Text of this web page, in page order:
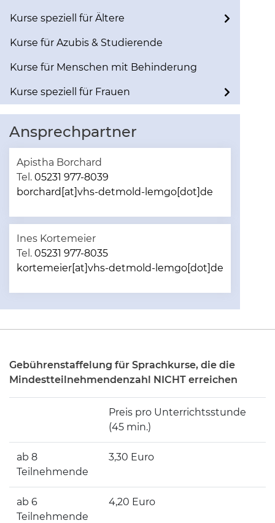
Kurse speziell für Ältere
Kurse für Azubis & Studierende
Kurse für Menschen mit Behinderung
Kurse speziell für Frauen
Ansprechpartner
Apistha Borchard
Tel. 05231 977-8039
borchard[at]vhs-detmold-lemgo[dot]de
Ines Kortemeier
Tel. 05231 977-8035
kortemeier[at]vhs-detmold-lemgo[dot]de
Gebührenstaffelung für Sprachkurse, die die
Mindestteilnehmendenzahl NICHT erreichen
Preis pro Unterrichtsstunde
(45 min.)
ab 8
Teilnehmende
3,30 Euro
ab 6
Teilnehmende
4,20 Euro